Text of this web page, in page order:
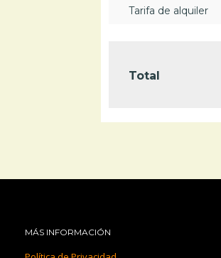
Tarifa de alquiler
Total
MÁS INFORMACIÓN